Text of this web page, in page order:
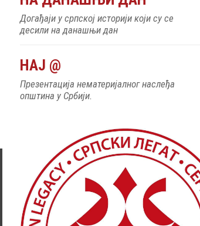
Догађаји у српској историји који су се
десили на данашњи дан
НАЈ @
Презентација нематеријалног наслеђа
општина у Србији.